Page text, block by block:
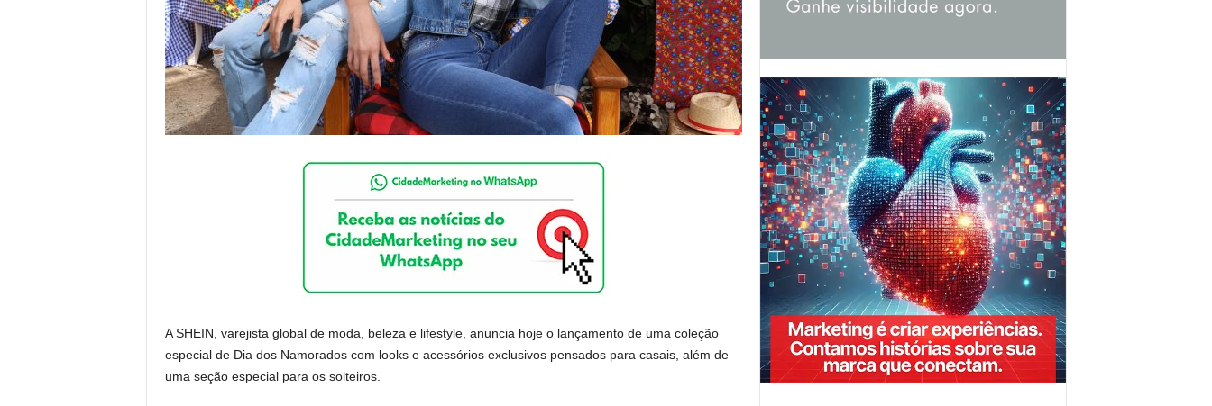
A SHEIN, varejista global de moda, beleza e lifestyle, anuncia hoje o lançamento de uma coleção
especial de Dia dos Namorados com looks e acessórios exclusivos pensados para casais, além de
uma seção especial para os solteiros.